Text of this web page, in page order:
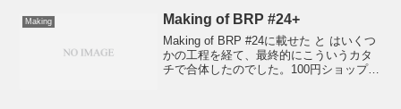
たせいか、前回オベロイで揚...
Making Making of BRP #24+
Making of BRP #24に載せた と はいくつ
かの工程を経て、最終的にこういうカタ
チで合体したのでした。100円ショップで